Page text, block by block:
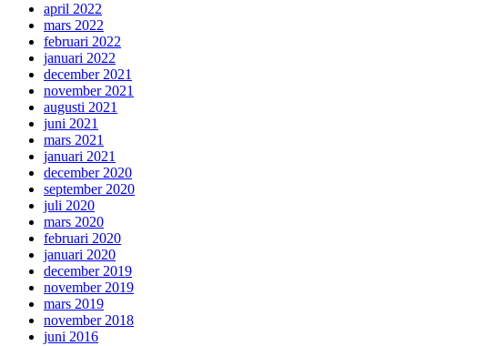
april 2022
mars 2022
februari 2022
januari 2022
december 2021
november 2021
augusti 2021
juni 2021
mars 2021
januari 2021
december 2020
september 2020
juli 2020
mars 2020
februari 2020
januari 2020
december 2019
november 2019
mars 2019
november 2018
juni 2016